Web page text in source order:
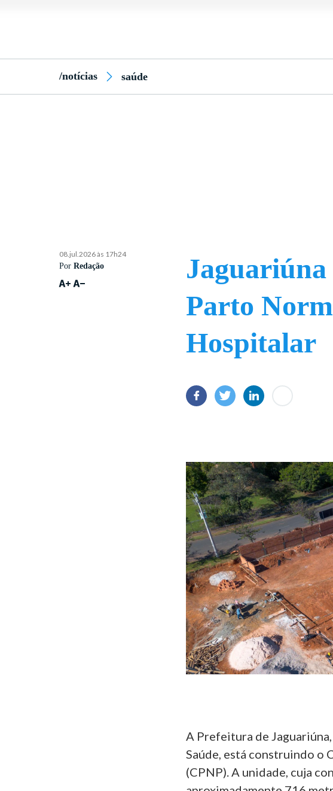
/notícias saúde
08.jul.2026 às 17h24
PorRedação
Parto
Hospitalar
A Prefeitura de
Saúde, está construindo o
(CPNP). A unidade, cuja